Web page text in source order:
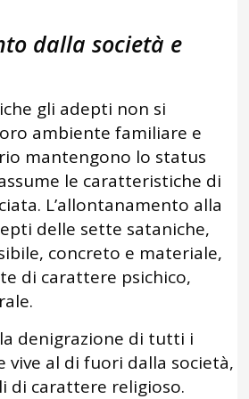
dalla società e
gli adepti non si
ambiente familiare e
mantengono lo status
le caratteristiche di
L’allontanamento alla
delle sette sataniche,
concreto e materiale,
di carattere psichico,
denigrazione di tutti i
vive al di fuori dalla società,
carattere religioso.